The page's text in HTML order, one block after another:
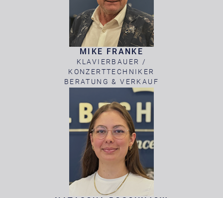
MIKE FRANKE
KLAVIERBAUER /
KONZERTTECHNIKER
BERATUNG & VERKAUF